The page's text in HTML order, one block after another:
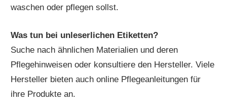
waschen oder pflegen sollst.
Was tun bei unleserlichen Etiketten?
Suche nach ähnlichen Materialien und deren
Pflegehinweisen oder konsultiere den Hersteller. Viele
Hersteller bieten auch online Pflegeanleitungen für
ihre Produkte an.